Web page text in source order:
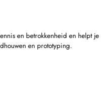
en betrokkenheid en helpt je
en prototyping.